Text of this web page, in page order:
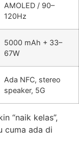
AMOLED / 90–
120Hz
5000 mAh + 33–
67W
Ada NFC, stereo
speaker, 5G
“naik kelas”,
cuma ada di